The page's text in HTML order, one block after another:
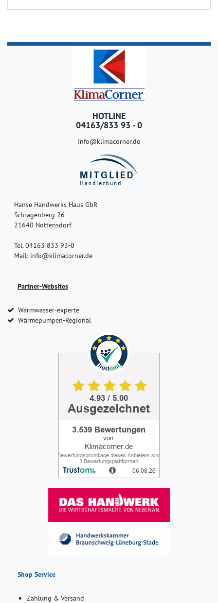
HOTLINE
04163/833 93 - 0
Info@klimacorner.de
Hanse Handwerks Haus GbR
Schragenberg 26
21640 Nottensdorf
Tel. 04163 833 93-0
Mail: info@klimacorner.de
Partner-Websites
Warmwasser-experte
Wärmepumpen-Regional
Shop Service
Zahlung & Versand